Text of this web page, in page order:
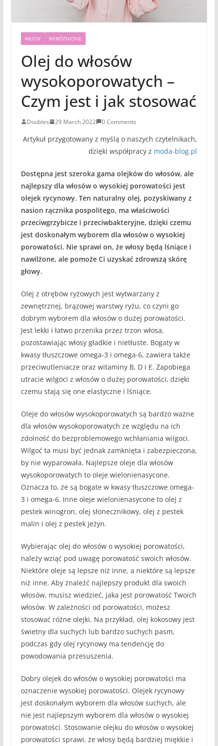
WŁOSY WYRÓŻNIONE
Olej do włosów
wysokoporowatych –
Czym jest i jak stosować
Doubles 29 March 2022 0 Comments
Artykuł przygotowany z myślą o naszych czytelnikach,
dzięki współpracy z moda-blog.pl
Dostępna jest szeroka gama olejków do włosów, ale
najlepszy dla włosów o wysokiej porowatości jest
olejek rycynowy. Ten naturalny olej, pozyskiwany z
nasion rącznika pospolitego, ma właściwości
przeciwgrzybicze i przeciwbakteryjne, dzięki czemu
jest doskonałym wyborem dla włosów o wysokiej
porowatości. Nie sprawi on, że włosy będą lśniące i
nawilżone, ale pomoże Ci uzyskać zdrowszą skórę
głowy.
Olej z otrębów ryżowych jest wytwarzany z
zewnętrznej, brązowej warstwy ryżu, co czyni go
dobrym wyborem dla włosów o dużej porowatości.
Jest lekki i łatwo przenika przez trzon włosa,
pozostawiając włosy gładkie i nietłuste. Bogaty w
kwasy tłuszczowe omega-3 i omega-6, zawiera także
przeciwutleniacze oraz witaminy B, D i E. Zapobiega
utracie wilgoci z włosów o dużej porowatości, dzięki
czemu stają się one elastyczne i lśniące.
Oleje do włosów wysokoporowatych są bardzo ważne
dla włosów wysokoporowatych ze względu na ich
zdolność do bezproblemowego wchłaniania wilgoci.
Wilgoć ta musi być jednak zamknięta i zabezpieczona,
by nie wyparowała. Najlepsze oleje dla włosów
wysokoporowatych to oleje wielonienasycone.
Oznacza to, że są bogate w kwasy tłuszczowe omega-
3 i omega-6. Inne oleje wielonienasycone to olej z
pestek winogron, olej słonecznikowy, olej z pestek
malin i olej z pestek jeżyn.
Wybierając olej do włosów o wysokiej porowatości,
należy wziąć pod uwagę porowatość swoich włosów.
Niektóre oleje są lepsze niż inne, a niektóre są lepsze
niż inne. Aby znaleźć najlepszy produkt dla swoich
włosów, musisz wiedzieć, jaka jest porowatość Twoich
włosów. W zależności od porowatości, możesz
stosować różne olejki. Na przykład, olej kokosowy jest
świetny dla suchych lub bardzo suchych pasm,
podczas gdy olej rycynowy ma tendencję do
powodowania przesuszenia.
Dobry olejek do włosów o wysokiej porowatości ma
oznaczenie wysokiej porowatości. Olejek rycynowy
jest doskonałym wyborem dla włosów suchych, ale
nie jest najlepszym wyborem dla włosów o wysokiej
porowatości. Stosowanie olejku do włosów o wysokiej
porowatości sprawi, że włosy będą bardziej miękkie i